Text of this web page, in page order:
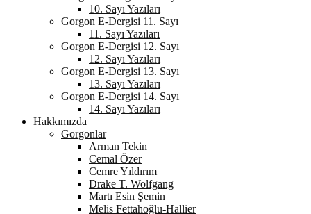
10. Sayı Yazıları
Gorgon E-Dergisi 11. Sayı
11. Sayı Yazıları
Gorgon E-Dergisi 12. Sayı
12. Sayı Yazıları
Gorgon E-Dergisi 13. Sayı
13. Sayı Yazıları
Gorgon E-Dergisi 14. Sayı
14. Sayı Yazıları
Hakkımızda
Gorgonlar
Arman Tekin
Cemal Özer
Cemre Yıldırım
Drake T. Wolfgang
Martı Esin Şemin
Melis Fettahoğlu-Hallier